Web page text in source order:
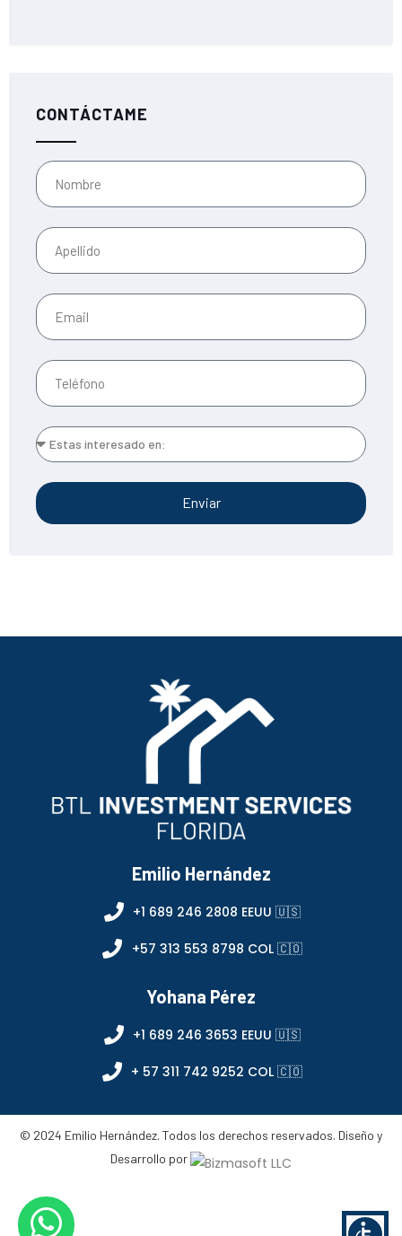
CONTÁCTAME
Enviar
Emilio Hernández
+1 689 246 2808 EEUU 🇺🇸
+57 313 553 8798 COL 🇨🇴
Yohana Pérez
+1 689 246 3653 EEUU 🇺🇸
+ 57 311 742 9252 COL 🇨🇴
© 2024 Emilio Hernández. Todos los derechos reservados. Diseño y
Desarrollo por